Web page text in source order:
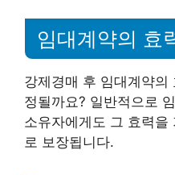
임대계약의 효
강제경매 후 임대계약의
정될까요? 일반적으로
소유자에게도 그 효력을
로 보장됩니다.